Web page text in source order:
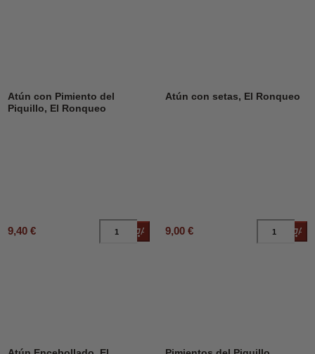
Atún con Pimiento del
Piquillo, El Ronqueo
9,40 € Añadir al carrito
Atún con setas, El Ronqueo
9,00 €
DESCUENTO